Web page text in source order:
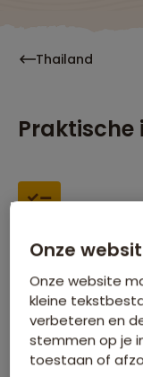
Thailand
Inbegrepen in
Onze
Onze website
kleine
verbeteren en
stemmen op je
toestaan of